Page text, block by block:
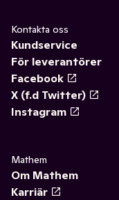
Kontakta oss
Kundservice
För leverantörer
Facebook
X (f.d Twitter)
Instagram
Mathem
Om Mathem
Karriär